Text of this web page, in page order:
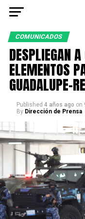
COMUNICADOS
DESPLIEGAN
ELEMENTOS
GUADALUPE-
Published 4 años ago on
By Dirección de Prensa